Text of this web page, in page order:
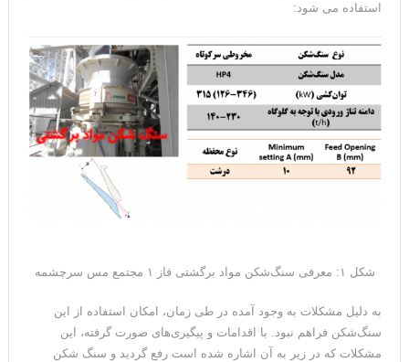
استفاده می شود:
شکل ۱: معرفی سنگ‌شکن مواد برگشتی فاز ۱ مجتمع مس سرچشمه
به دلیل مشکلات به وجود آمده در طی زمان، امکان استفاده از این
سنگ‌شکن فراهم نبود. با اقدامات و پیگیری‌های صورت گرفته، این
مشکلات که در زیر به آن اشاره شده است رفع گردید و سنگ شکن